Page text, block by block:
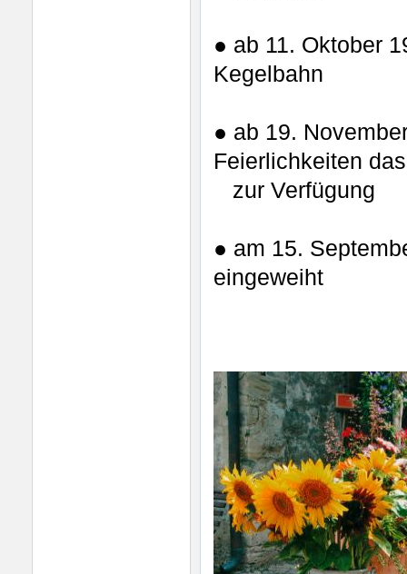
● ab 11. Oktober
Kegelbahn
● ab 19.
Feierlichkeiten
zur Verfügung
● am 15.
eingeweiht